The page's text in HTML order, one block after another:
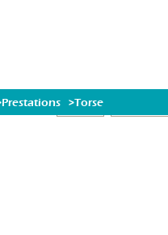
Prestations Torse
OFFRES